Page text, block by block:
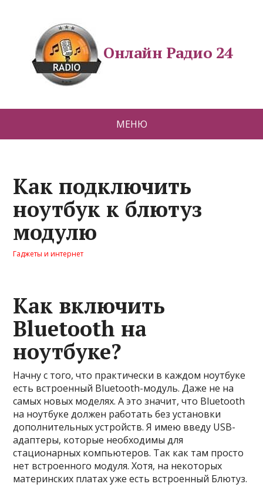
Онлайн Радио 24
МЕНЮ
Как подключить
ноутбук к блютуз
модулю
Гаджеты и интернет
Как включить
Bluetooth на
ноутбуке?
Начну с того, что практически в каждом ноутбуке
есть встроенный Bluetooth-модуль. Даже не на
самых новых моделях. А это значит, что Bluetooth
на ноутбуке должен работать без установки
дополнительных устройств. Я имею введу USB-
адаптеры, которые необходимы для
стационарных компьютеров. Так как там просто
нет встроенного модуля. Хотя, на некоторых
материнских платах уже есть встроенный Блютуз.